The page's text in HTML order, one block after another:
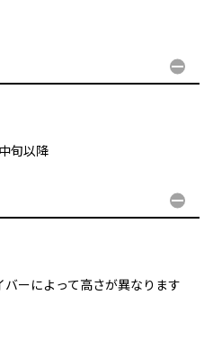
旬以降
ーによって高さが異なります